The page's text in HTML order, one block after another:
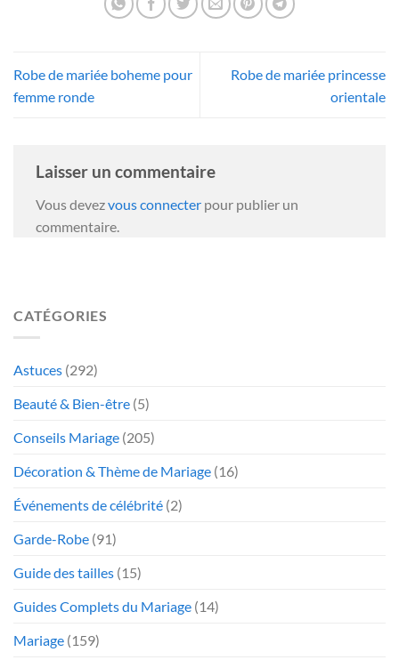
Robe de mariée boheme pour
femme ronde
Robe de mariée princesse
orientale
Laisser un commentaire
Vous devezvous connecter pour publier un
commentaire.
CATÉGORIES
Astuces (292)
Beauté & Bien-être (5)
Conseils Mariage (205)
Décoration & Thème de Mariage (16)
Événements de célébrité (2)
Garde-Robe (91)
Guide des tailles (15)
Guides Complets du Mariage (14)
Mariage (159)